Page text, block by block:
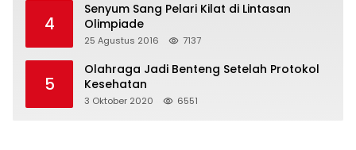
4
Senyum Sang Pelari Kilat di Lintasan
Olimpiade
25 Agustus 2016 7137
5
Olahraga Jadi Benteng Setelah Protokol
Kesehatan
3 Oktober 2020 6551